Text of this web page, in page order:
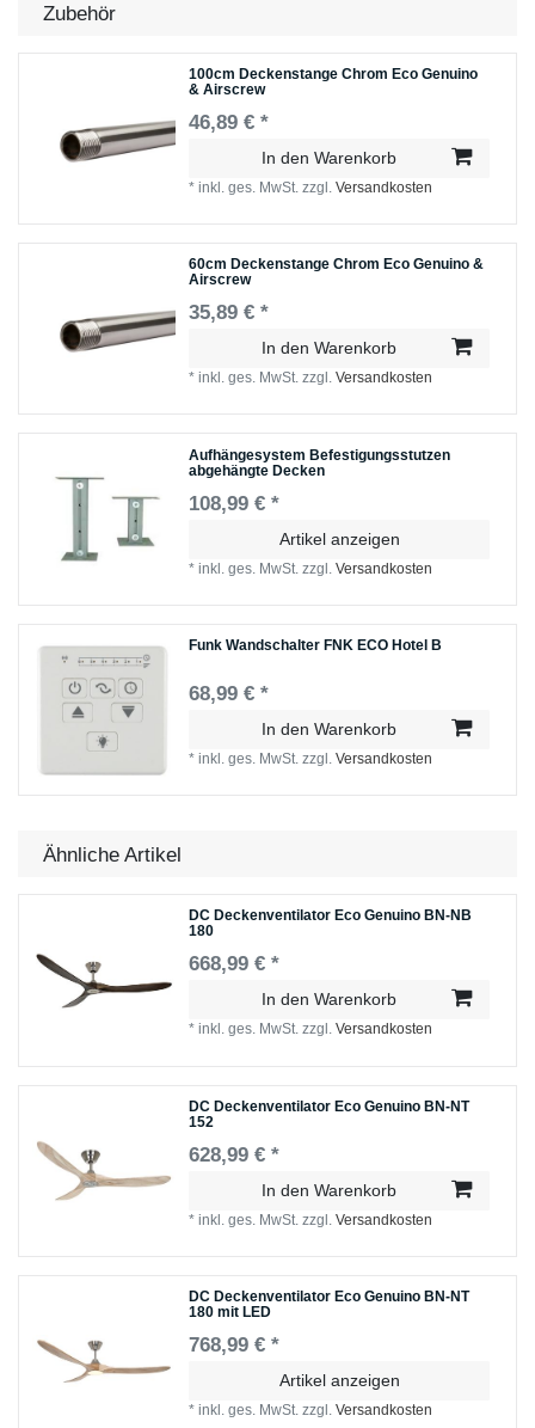
Zubehör
100cm Deckenstange Chrom Eco Genuino
& Airscrew
46,89 € *
In den Warenkorb
*inkl. ges. MwSt. zzgl.Versandkosten
60cm Deckenstange Chrom Eco Genuino &
Airscrew
35,89 € *
In den Warenkorb
*inkl. ges. MwSt. zzgl.Versandkosten
Aufhängesystem Befestigungsstutzen
abgehängte Decken
108,99 € *
Artikel anzeigen
*inkl. ges. MwSt. zzgl.Versandkosten
Funk Wandschalter FNK ECO Hotel B
68,99 € *
In den Warenkorb
*inkl. ges. MwSt. zzgl.Versandkosten
Ähnliche Artikel
DC Deckenventilator Eco Genuino BN-NB
180
668,99 € *
In den Warenkorb
*inkl. ges. MwSt. zzgl.Versandkosten
DC Deckenventilator Eco Genuino BN-NT
152
628,99 € *
In den Warenkorb
*inkl. ges. MwSt. zzgl.Versandkosten
DC Deckenventilator Eco Genuino BN-NT
180 mit LED
768,99 € *
Artikel anzeigen
*inkl. ges. MwSt. zzgl.Versandkosten